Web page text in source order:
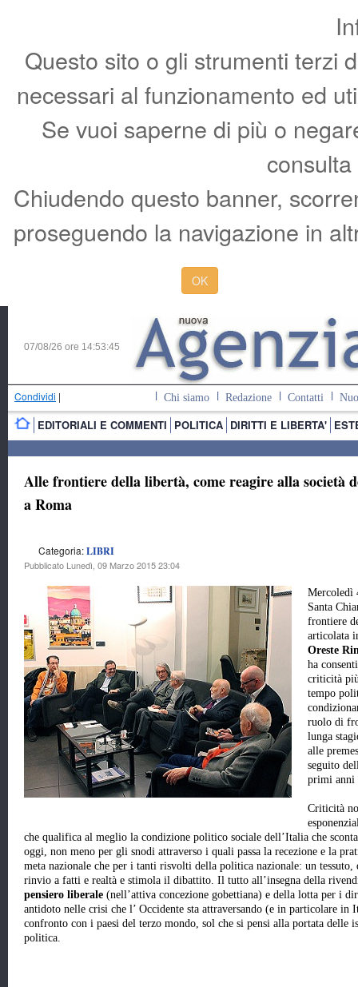
Questo sito o gli strumenti terzi
necessari al funzionamento ed
Se vuoi saperne di più o
Chiudendo questo banner,
proseguendo la navigazione in
OK
07/08/26 ore 14:53:46
Condividi | Chi siamo Redazione Contatti
EDITORIALI E COMMENTI POLITICA DIRITTI E LIBERTA'
Alle frontiere della libertà, come reagire alla società
a Roma
Categoria:LIBRI
Pubblicato Lunedì, 09 Marzo 2015 23:04
Mercoledì
Santa
frontiere
articolata
Oreste
ha
criticità
tempo
ruolo di
lunga
alle
seguito
primi anni
Criticità
che qualifica al meglio la condizione politico sociale dell’Italia che
oggi, non meno per gli snodi attraverso i quali passa la recezione e la
meta nazionale che per i tanti risvolti della politica nazionale: un
rinvio a fatti e realtà e stimola il dibattito. Il tutto all’insegna della
pensiero liberale (nell’attiva concezione gobettiana) e della lotta per i
antidoto nelle crisi che l’ Occidente sta attraversando (e in particolare in
confronto con i paesi del terzo mondo, sol che si pensi alla portata delle
politica.